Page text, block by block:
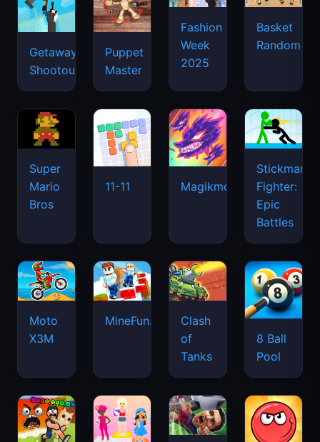
Getaway
Shootout
Puppet
Master
Fashion
Week
2025
Basket
Random
Super
Mario
Bros
11-11 Magikmon
Stickman
Fighter:
Epic
Battles
Moto
X3M
MineFun.io
Clash
of
Tanks
8 Ball
Pool